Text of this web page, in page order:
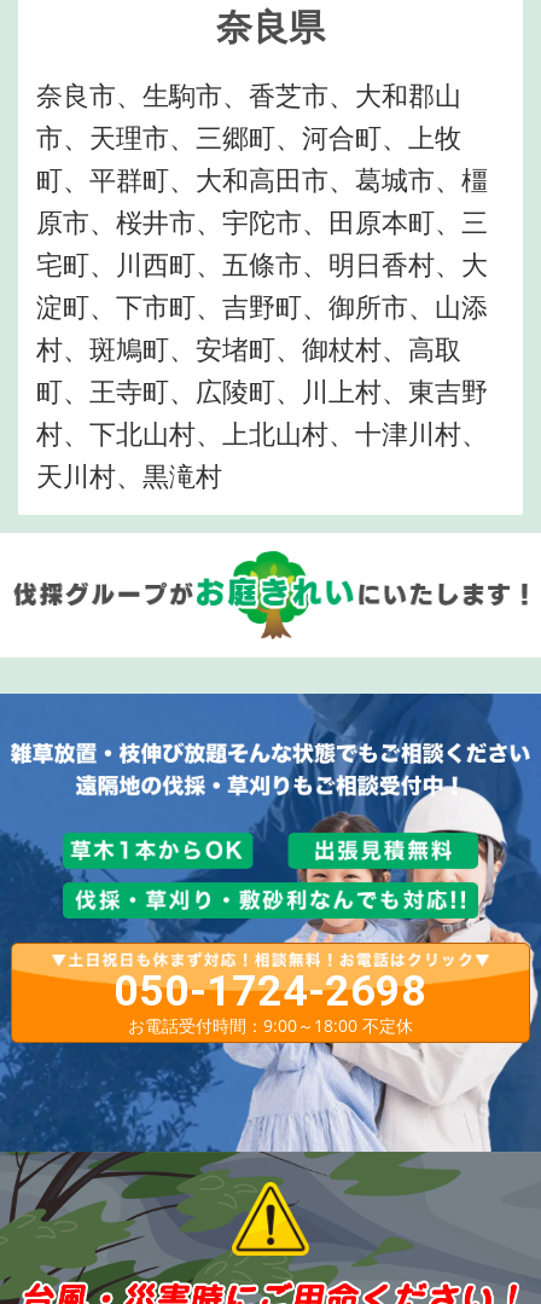
奈良県
奈良市、生駒市、香芝市、大和郡山
市、天理市、三郷町、河合町、上牧
町、平群町、大和高田市、葛城市、橿
原市、桜井市、宇陀市、田原本町、三
宅町、川西町、五條市、明日香村、大
淀町、下市町、吉野町、御所市、山添
村、斑鳩町、安堵町、御杖村、高取
町、王寺町、広陵町、川上村、東吉野
村、下北山村、上北山村、十津川村、
天川村、黒滝村
050-1724-2698
お電話受付時間：9:00～18:00 不定休